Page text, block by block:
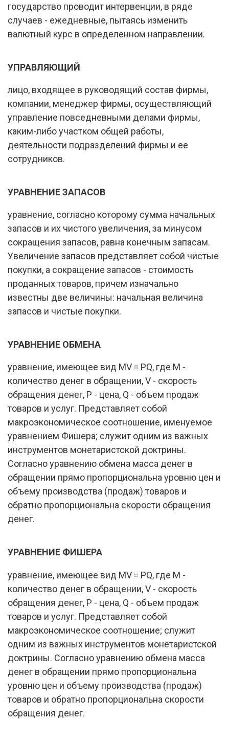
государство проводит интервенции, в ряде
случаев - ежедневные, пытаясь изменить
валютный курс в определенном направлении.
УПРАВЛЯЮЩИЙ
лицо, входящее в руководящий состав фирмы,
компании, менеджер фирмы, осуществляющий
управление повседневными делами фирмы,
каким-либо участком общей работы,
деятельности подразделений фирмы и ее
сотрудников.
УРАВНЕНИЕ ЗАПАСОВ
уравнение, согласно которому сумма начальных
запасов и их чистого увеличения, за минусом
сокращения запасов, равна конечным запасам.
Увеличение запасов представляет собой чистые
покупки, а сокращение запасов - стоимость
проданных товаров, причем изначально
известны две величины: начальная величина
запасов и чистые покупки.
УРАВНЕНИЕ ОБМЕНА
уравнение, имеющее вид MV = PQ, где М -
количество денег в обращении, V - скорость
обращения денег, Р - цена, Q - объем продаж
товаров и услуг. Представляет собой
макроэкономическое соотношение, именуемое
уравнением Фишера; служит одним из важных
инструментов монетаристской доктрины.
Согласно уравнению обмена масса денег в
обращении прямо пропорциональна уровню цен и
объему производства (продаж) товаров и
обратно пропорциональна скорости обращения
денег.
УРАВНЕНИЕ ФИШЕРА
уравнение, имеющее вид MV = PQ, где М -
количество денег в обращении, V - скорость
обращения денег, Р - цена, Q - объем продаж
товаров и услуг. Представляет собой
макроэкономическое соотношение; служит
одним из важных инструментов монетаристской
доктрины. Согласно уравнению обмена масса
денег в обращении прямо пропорциональна
уровню цен и объему производства (продаж)
товаров и обратно пропорциональна скорости
обращения денег.